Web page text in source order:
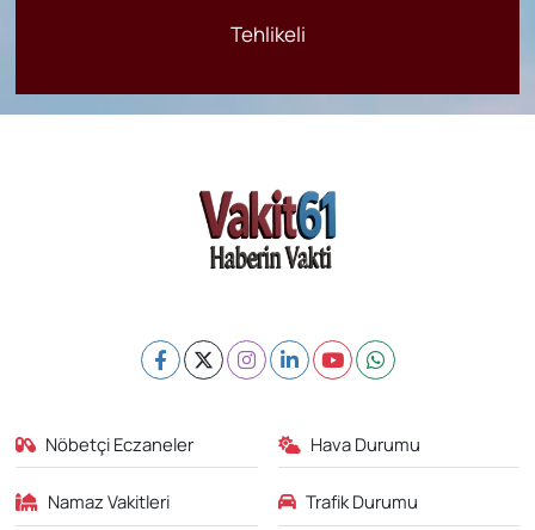
Tehlikeli
Nöbetçi Eczaneler Hava Durumu
Namaz Vakitleri Trafik Durumu